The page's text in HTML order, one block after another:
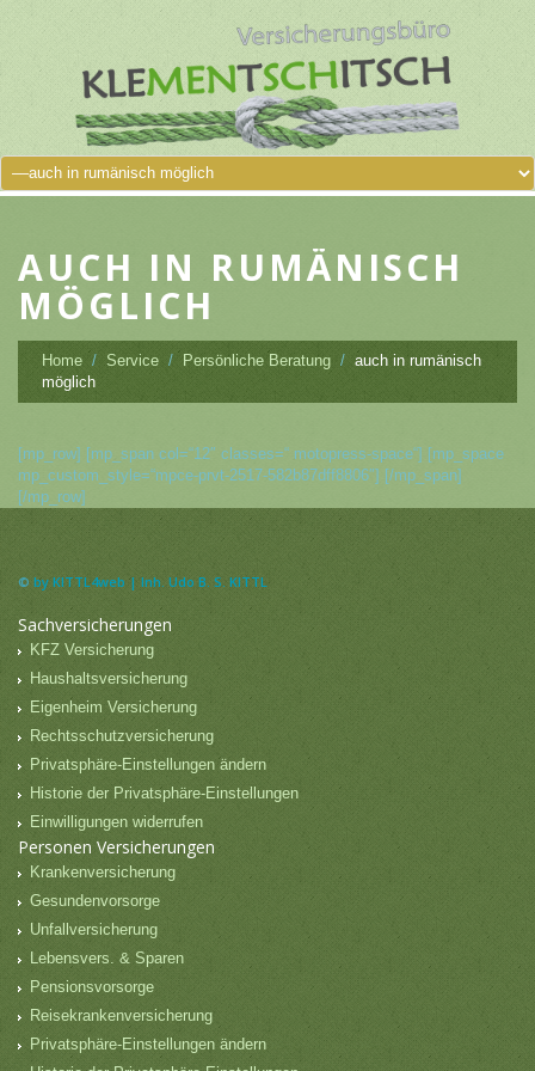
AUCH IN RUMÄNISCH
MÖGLICH
Home Service Persönliche Beratung
auch in rumänisch
möglich
[mp_row] [mp_span col=“12″ classes=“ motopress-space“] [mp_space
mp_custom_style=“mpce-prvt-2517-582b87dff8806″] [/mp_span]
[/mp_row]
© by KITTL4web | Inh. Udo B. S. KITTL
Sachversicherungen
KFZ Versicherung
Haushaltsversicherung
Eigenheim Versicherung
Rechtsschutzversicherung
Privatsphäre-Einstellungen ändern
Historie der Privatsphäre-Einstellungen
Einwilligungen widerrufen
Personen Versicherungen
Krankenversicherung
Gesundenvorsorge
Unfallversicherung
Lebensvers. & Sparen
Pensionsvorsorge
Reisekrankenversicherung
Privatsphäre-Einstellungen ändern